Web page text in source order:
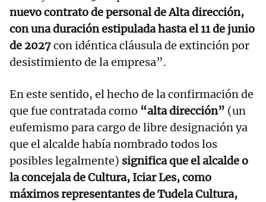
nuevo contrato de personal de Alta dirección,
con una duración estipulada hasta el 11 de junio
de 2027con idéntica cláusula de extinción por
desistimiento de la empresa”.
En este sentido, el hecho de la confirmación de
que fue contratada como “alta dirección” (un
eufemismo para cargo de libre designación ya
que el alcalde había nombrado todos los
posibles legalmente) significa que el alcalde o
la concejala de Cultura, Iciar Les, como
máximos representantes de Tudela Cultura,